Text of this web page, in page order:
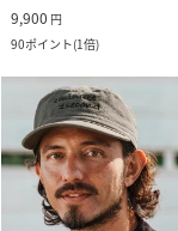
9,900 円
90ポイント(1倍)